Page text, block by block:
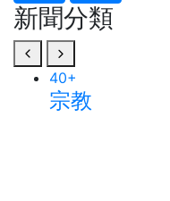
新聞分類
40+
宗教